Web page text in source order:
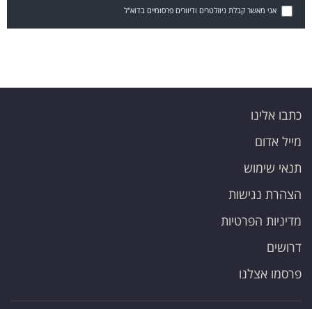
אני מאשר קבלת ניוזלטרים ודיוורים פרסומיים בדוא"ל
כתבו אלינו
מייל אדום
תנאי שימוש
הצהרת נגישות
מדיניות הפרטיות
דרושים
פרסמו אצלנו